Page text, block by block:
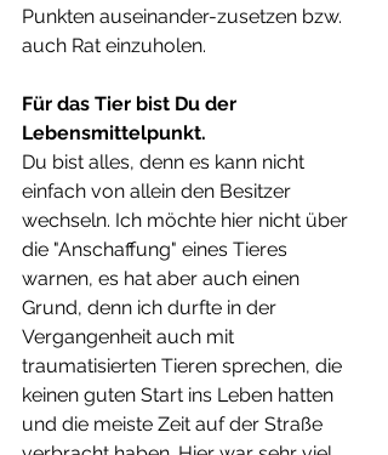
Punkten auseinander-zusetzen bzw.
auch Rat einzuholen.
Für das Tier bist Du der
Lebensmittelpunkt.
Du bist alles, denn es kann nicht
einfach von allein den Besitzer
wechseln. Ich möchte hier nicht über
die "Anschaffung" eines Tieres
warnen, es hat aber auch einen
Grund, denn ich durfte in der
Vergangenheit auch mit
traumatisierten Tieren sprechen, die
keinen guten Start ins Leben hatten
und die meiste Zeit auf der Straße